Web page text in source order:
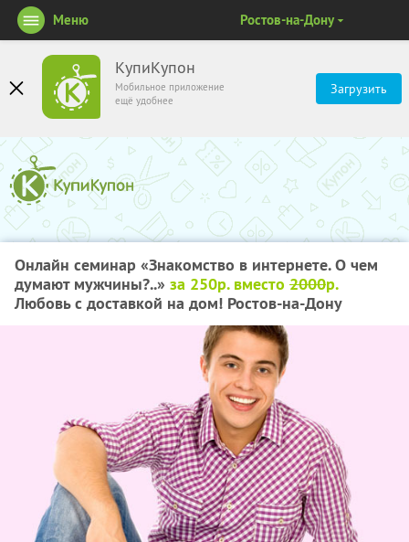
КупиКупон
Мобильное приложение
ещё удобнее
Загрузить
Меню Ростов-на-Дону
Онлайн семинар «Знакомство в интернете. О чем
думают мужчины?..» за 250р. вместо 2000р.
Любовь с доставкой на дом! Ростов-на-Дону